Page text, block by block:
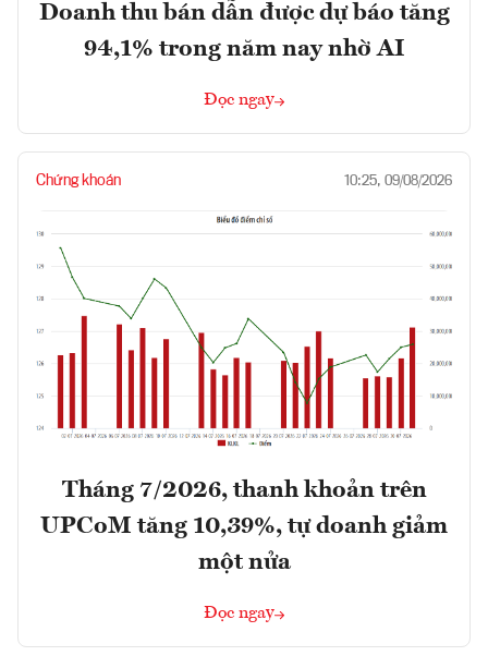
Doanh thu bán dẫn được dự báo tăng
94,1% trong năm nay nhờ AI
Đọc ngay
Chứng khoán 10:25, 09/08/2026
Tháng 7/2026, thanh khoản trên
UPCoM tăng 10,39%, tự doanh giảm
một nửa
Đọc ngay